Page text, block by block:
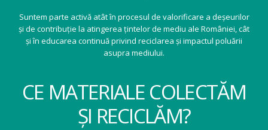
Suntem parte activă atât în procesul de valorificare a deșeurilor
și de contribuție la atingerea țintelor de mediu ale României, cât
și în educarea continuă privind reciclarea și impactul poluării
asupra mediului.
CE MATERIALE COLECTĂM
ȘI RECICLĂM?